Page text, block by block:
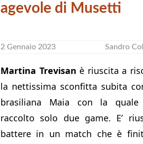
agevole di Musetti
2 Gennaio 2023 Sandro
Martina Trevisan è riuscita a
la nettissima sconfitta subita
brasiliana Maia con la quale
raccolto solo due game. E’
battere in un match che è